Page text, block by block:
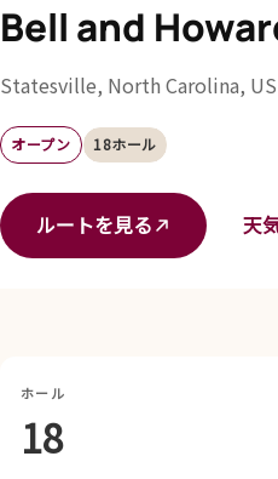
Bell and
Statesville, North Carolina, US
オープン 18ホール
ルートを見る 天
ホール
18